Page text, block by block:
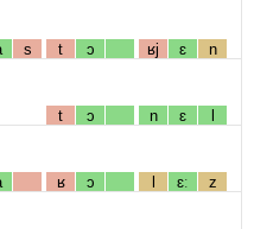
s t ɔ ʁj ɛ n
t ɔ n ɛ l
ʁ ɔ l ɛː z